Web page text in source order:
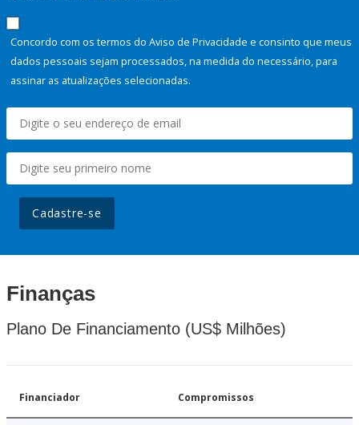
Concordo com os termos do Aviso de Privacidade e consinto que meus
dados pessoais sejam processados, na medida do necessário, para
assinar as atualizações selecionadas.
Cadastre-se
Finanças
Plano De Financiamento (US$ Milhões)
Financiador Compromissos